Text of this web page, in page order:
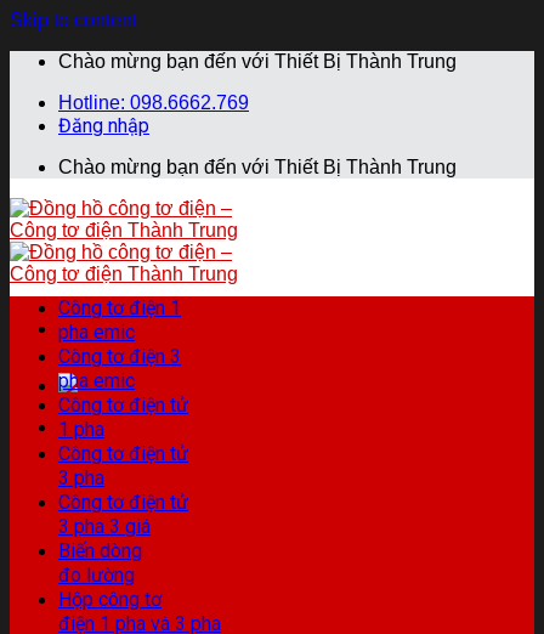
Skip to content
Chào mừng bạn đến với Thiết Bị Thành Trung
Hotline: 098.6662.769
Đăng nhập
Chào mừng bạn đến với Thiết Bị Thành Trung
Công tơ điện 1
pha emic
Công tơ điện 3
pha emic
Công tơ điện tử
1 pha
Công tơ điện tử
3 pha
Công tơ điện tử
3 pha 3 giá
Biến dòng
đo lường
Hộp công tơ
điện 1 pha và 3 pha